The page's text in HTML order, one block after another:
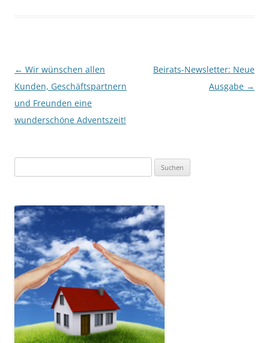
Beitrags-
Navigation
← Wir wünschen allen
Kunden, Geschäftspartnern
und Freunden eine
wunderschöne Adventszeit!
Beirats-Newsletter: Neue
Ausgabe →
nach: